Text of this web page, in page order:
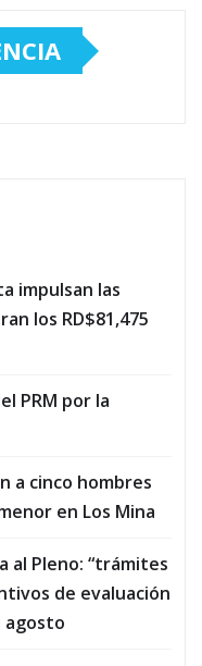
impulsan las
los RD$81,475
PRM por la
a cinco hombres
en Los Mina
al Pleno: “trámites
de evaluación
agosto